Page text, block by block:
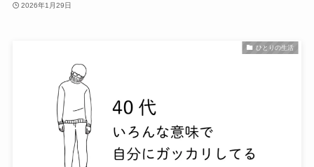
2026年1月29日
ひとりの生活